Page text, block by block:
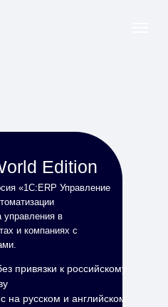
Edition
привязки к российскому
на русском и английском
«1С:ERP Управление
управления в
и компаниях с